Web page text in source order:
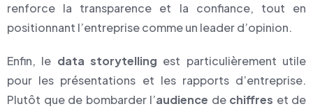
renforce la transparence et la confiance, tout en
positionnant l’entreprise comme un leader d’opinion.
Enfin, le data storytelling est particulièrement utile
pour les présentations et les rapports d’entreprise.
Plutôt que de bombarder l’audience de chiffres et de